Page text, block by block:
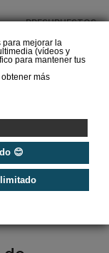
para mejorar la
(vídeos y
para mantener tus
más
😊
PRESUPUESTOS
3)